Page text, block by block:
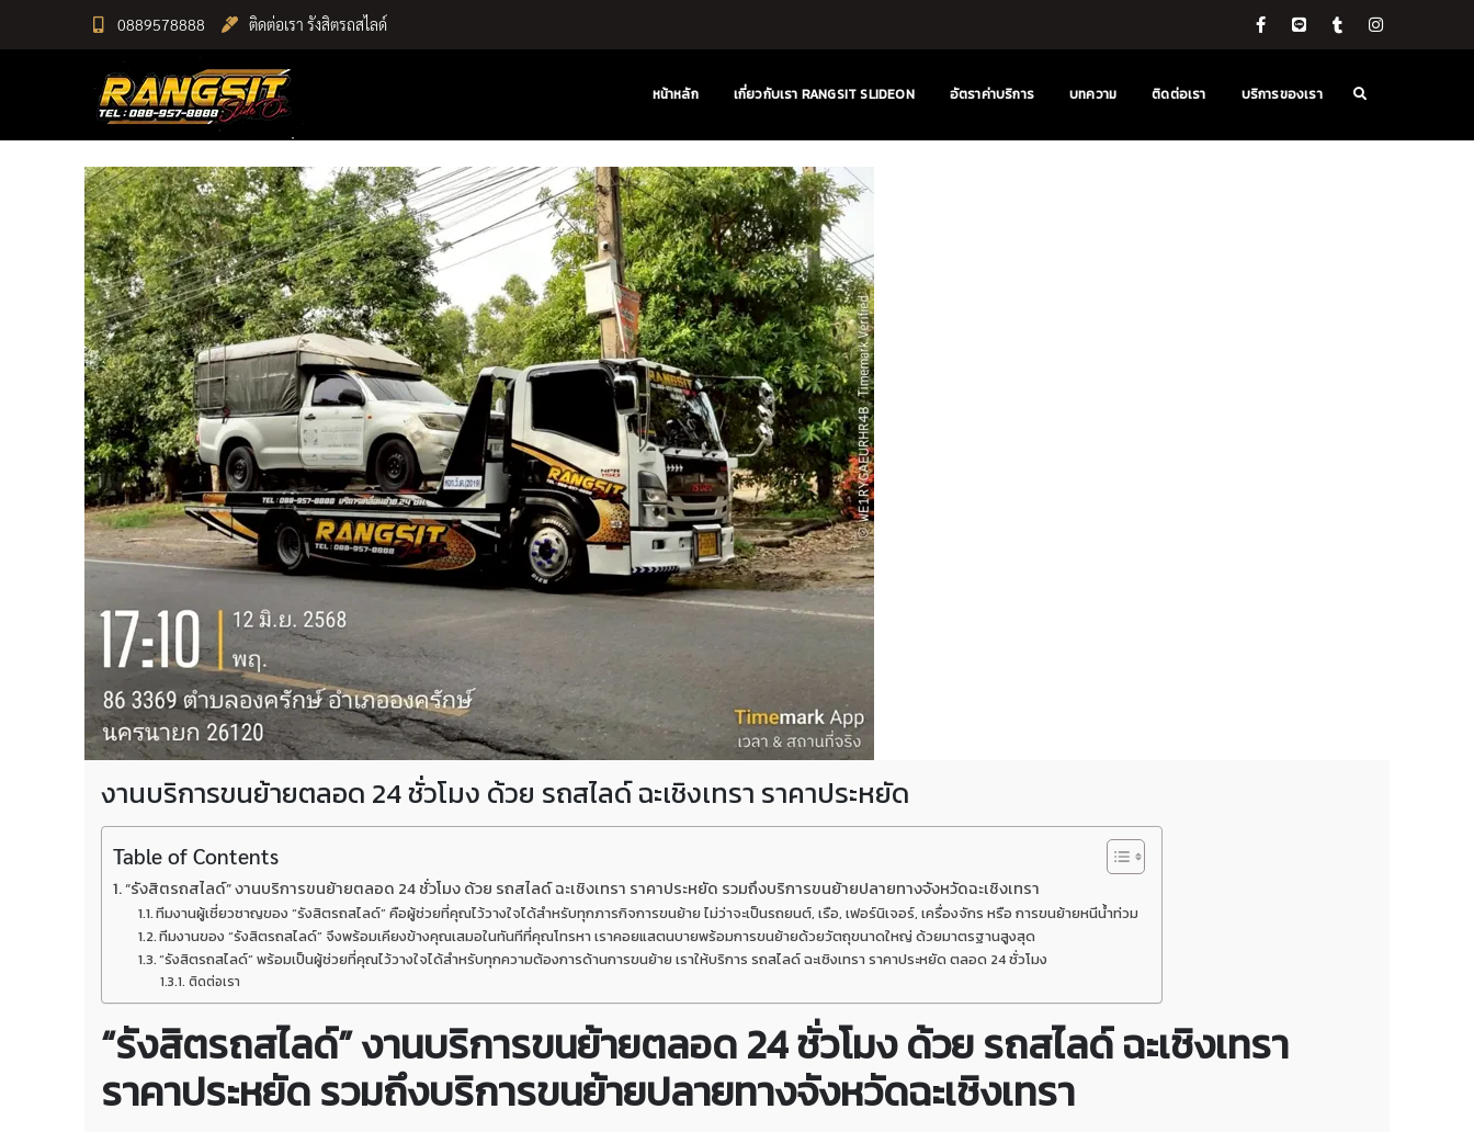
0889578888 ติดต่อเรา รังสิตรถสไลด์
หน้าหลัก เกี่ยวกับเรา RANGSIT SLIDEON อัตราค่าบริการ บทความ ติดต่อเรา บริการของเรา
งานบริการขนย้ายตลอด 24 ชั่วโมง ด้วย รถสไลด์ ฉะเชิงเทรา ราคาประหยัด
Table of Contents
“รังสิตรถสไลด์” งานบริการขนย้ายตลอด 24 ชั่วโมง ด้วย รถสไลด์ ฉะเชิงเทรา ราคาประหยัด รวมถึงบริการขนย้ายปลายทางจังหวัดฉะเชิงเทรา
ทีมงานผู้เชี่ยวชาญของ “รังสิตรถสไลด์” คือผู้ช่วยที่คุณไว้วางใจได้สำหรับทุกภารกิจการขนย้าย ไม่ว่าจะเป็นรถยนต์, เรือ, เฟอร์นิเจอร์, เครื่องจักร หรือ การขนย้ายหนีน้ำท่วม
ทีมงานของ “รังสิตรถสไลด์” จึงพร้อมเคียงข้างคุณเสมอในทันทีที่คุณโทรหา เราคอยแสตนบายพร้อมการขนย้ายด้วยวัตถุขนาดใหญ่ ด้วยมาตรฐานสูงสุด
“รังสิตรถสไลด์” พร้อมเป็นผู้ช่วยที่คุณไว้วางใจได้สำหรับทุกความต้องการด้านการขนย้าย เราให้บริการ รถสไลด์ ฉะเชิงเทรา ราคาประหยัด ตลอด 24 ชั่วโมง
ติดต่อเรา
“รังสิตรถสไลด์” งานบริการขนย้ายตลอด 24 ชั่วโมง ด้วย รถสไลด์ ฉะเชิงเทรา
ราคาประหยัด รวมถึงบริการขนย้ายปลายทางจังหวัดฉะเชิงเทรา